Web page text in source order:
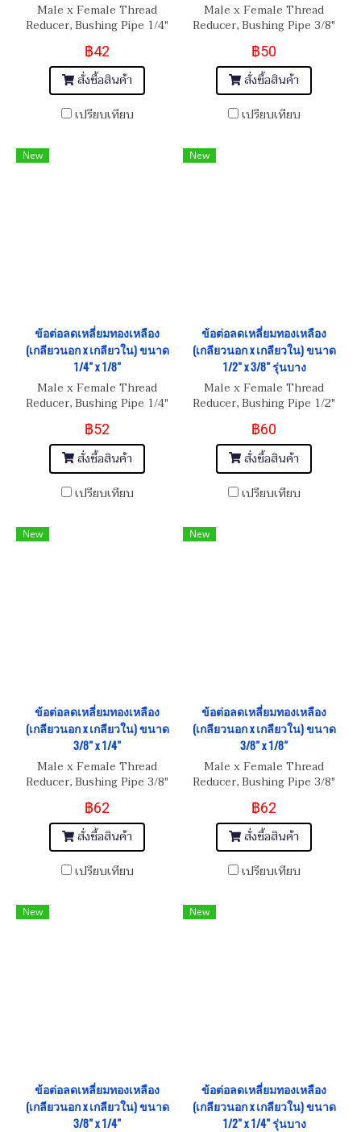
Male x Female Thread
Reducer, Bushing Pipe 1/4"
(BSPT) x 1/8"(BSPT)
฿42
สั่งซื้อสินค้า
เปรียบเทียบ
Male x Female Thread
Reducer, Bushing Pipe 3/8"
(BSPT) x 1/4"(BSPT)
฿50
สั่งซื้อสินค้า
เปรียบเทียบ
New
ข้อต่อลดเหลี่ยมทองเหลือง
(เกลียวนอก x เกลียวใน) ขนาด
1/4" x 1/8"
Male x Female Thread
Reducer, Bushing Pipe 1/4"
(BSPT) x 1/8"(BSPT)
฿52
สั่งซื้อสินค้า
เปรียบเทียบ
New
ข้อต่อลดเหลี่ยมทองเหลือง
(เกลียวนอก x เกลียวใน) ขนาด
1/2" x 3/8" รุ่นบาง
Male x Female Thread
Reducer, Bushing Pipe 1/2"
(NPT) x 3/8"(BSP)
฿60
สั่งซื้อสินค้า
เปรียบเทียบ
New
ข้อต่อลดเหลี่ยมทองเหลือง
(เกลียวนอก x เกลียวใน) ขนาด
3/8" x 1/4"
Male x Female Thread
Reducer, Bushing Pipe 3/8"
฿62
สั่งซื้อสินค้า
เปรียบเทียบ
New
ข้อต่อลดเหลี่ยมทองเหลือง
(เกลียวนอก x เกลียวใน) ขนาด
3/8" x 1/8"
Male x Female Thread
Reducer, Bushing Pipe 3/8"
฿62
สั่งซื้อสินค้า
เปรียบเทียบ
New
ข้อต่อลดเหลี่ยมทองเหลือง
(เกลียวนอก x เกลียวใน) ขนาด
3/8" x 1/4"
New
ข้อต่อลดเหลี่ยมทองเหลือง
(เกลียวนอก x เกลียวใน) ขนาด
1/2" x 1/4" รุ่นบาง